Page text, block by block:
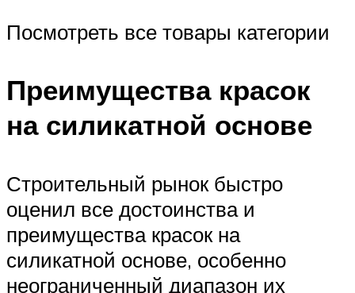
Посмотреть все товары категории
Преимущества красок
на силикатной основе
Строительный рынок быстро
оценил все достоинства и
преимущества красок на
силикатной основе, особенно
неограниченный диапазон их